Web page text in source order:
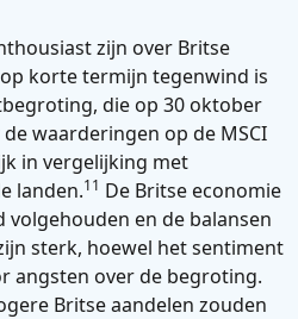
zijn over Britse
korte termijn tegenwind is
die op 30 oktober
waarderingen op de MSCI
in vergelijking met
landen.11 De Britse economie
en de balansen
sterk, hoewel het sentiment
angsten over de begroting.
Britse aandelen zouden